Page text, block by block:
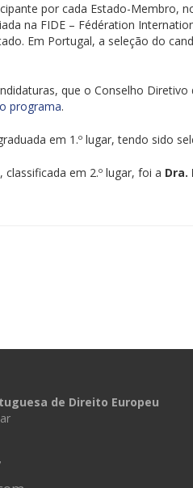
por cada Estado-Membro,
na FIDE – Fédération
Em Portugal, a seleção do
que o Conselho
programa.
em 1.º lugar, tendo sido
classificada em 2.º lugar, foi a Dra.
de Direito Europeu